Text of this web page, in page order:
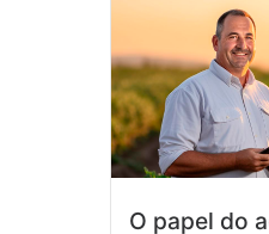
O papel do